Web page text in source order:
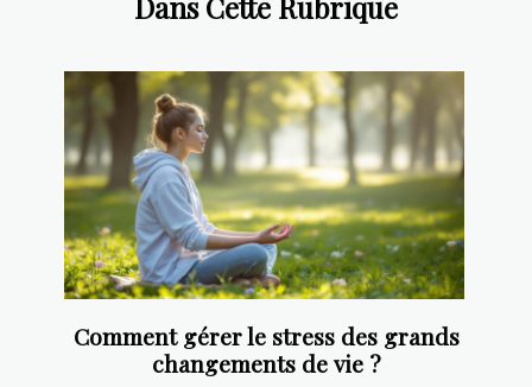
Comment gérer le stress des grands
changements de vie ?